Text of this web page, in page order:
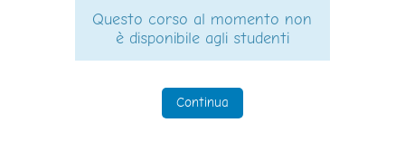
Questo corso al momento non
è disponibile agli studenti
Continua